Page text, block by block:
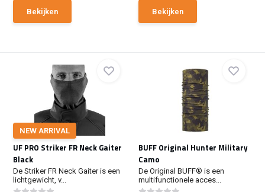
Bekijken Bekijken
NEW ARRIVAL
UF PRO Striker FR Neck Gaiter
Black
De Striker FR Neck Gaiter is een
lichtgewicht, v...
BUFF Original Hunter Military
Camo
De Original BUFF® is een
multifunctionele acces...